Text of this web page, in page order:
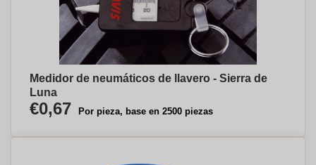
Medidor de neumáticos de llavero - Sierra de
Luna
€0,67 Por pieza, base en 2500 piezas